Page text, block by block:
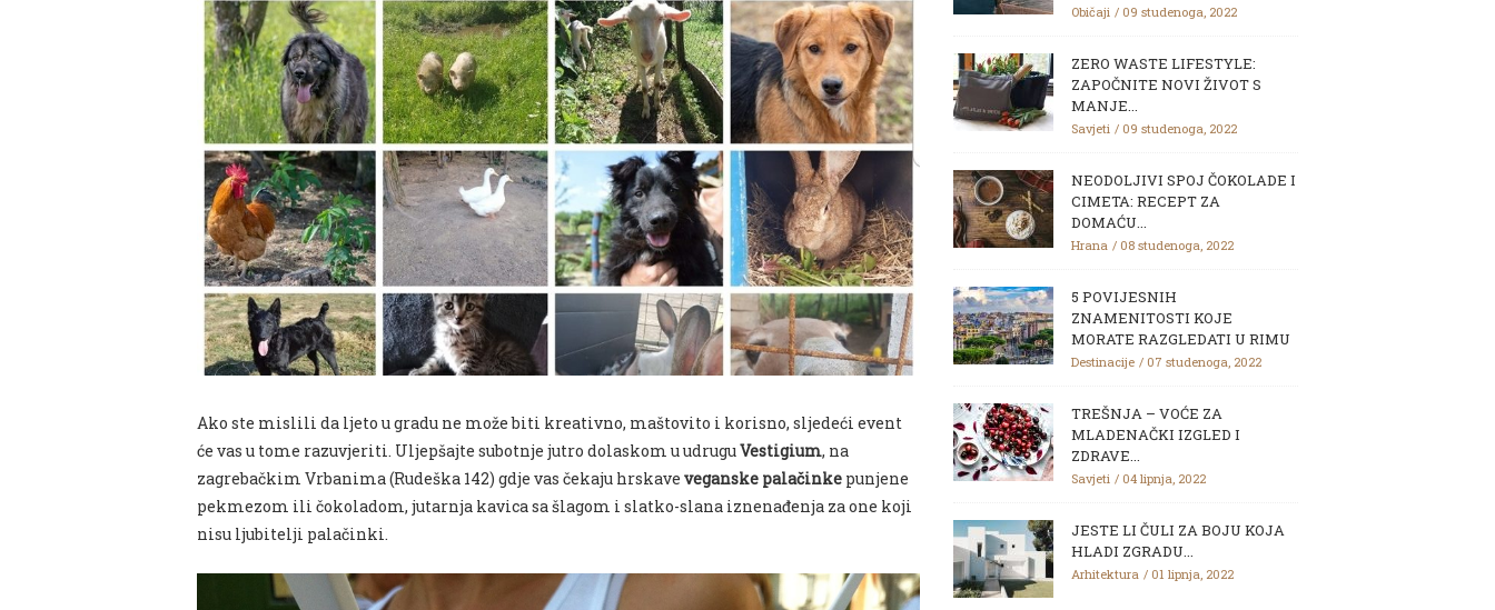
Ako ste mislili da ljeto u gradu ne može biti kreativno, maštovito i korisno, sljedeći event
će vas u tome razuvjeriti. Uljepšajte subotnje jutro dolaskom u udruguVestigium, na
zagrebačkim Vrbanima (Rudeška 142) gdje vas čekaju hrskave veganske palačinke punjene
pekmezom ili čokoladom, jutarnja kavica sa šlagom i slatko-slana iznenađenja za one koji
nisu ljubitelji palačinki.
Običaji 09 studenoga, 2022
ZERO WASTE LIFESTYLE:
ZAPOČNITE NOVI ŽIVOT S
MANJE...
Savjeti 09 studenoga, 2022
NEODOLJIVI SPOJ ČOKOLADE I
CIMETA: RECEPT ZA
DOMAĆU...
Hrana 08 studenoga, 2022
5 POVIJESNIH
ZNAMENITOSTI KOJE
MORATE RAZGLEDATI U RIMU
Destinacije 07 studenoga, 2022
TREŠNJA – VOĆE ZA
MLADENAČKI IZGLED I
ZDRAVE...
Savjeti 04 lipnja, 2022
JESTE LI ČULI ZA BOJU KOJA
HLADI ZGRADU...
Arhitektura 01 lipnja, 2022